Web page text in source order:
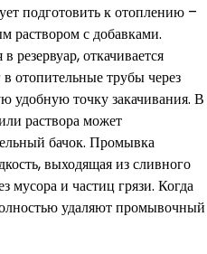
подготовить к отоплению –
раствором с добавками.
резервуар, откачивается
отопительные трубы через
удобную точку закачивания. В
раствора может
бачок. Промывка
выходящая из сливного
мусора и частиц грязи. Когда
удаляют промывочный